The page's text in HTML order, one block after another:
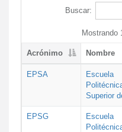
Buscar:
Mostrando
Acrónimo Nombre
EPSA
Escuela
Superior
EPSG
Escuela